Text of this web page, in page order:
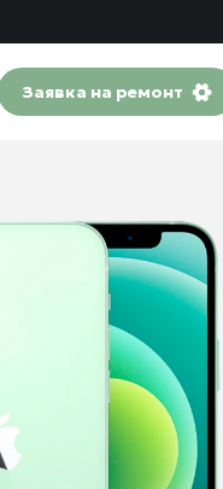
Заявка на ремонт